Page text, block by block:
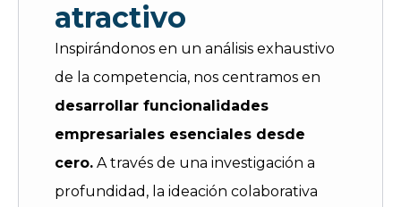
atractivo
Inspirándonos en un análisis exhaustivo
de la competencia, nos centramos en
desarrollar funcionalidades
empresariales esenciales desde
cero. A través de una investigación a
profundidad, la ideación colaborativa